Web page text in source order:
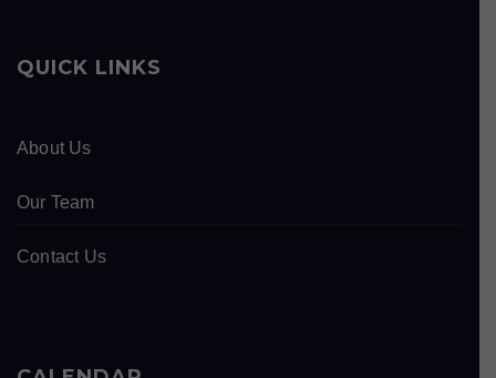
QUICK LINKS
About Us
Our Team
Contact Us